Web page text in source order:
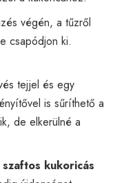
végén, a tűzről
csapódjon ki.
tejjel és egy
is sűríthető a
de elkerülné a
szaftos kukoricás